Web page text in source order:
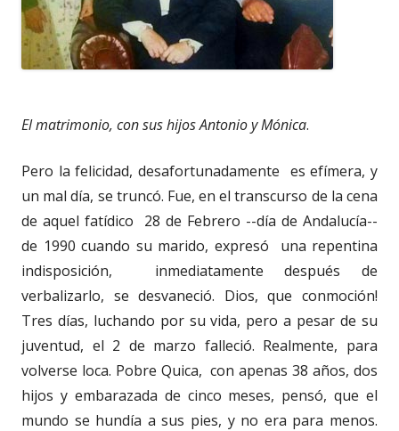
El matrimonio, con sus hijos Antonio y Mónica.
Pero la felicidad, desafortunadamente es efímera, y
un mal día, se truncó. Fue, en el transcurso de la cena
de aquel fatídico 28 de Febrero --día de Andalucía--
de 1990 cuando su marido, expresó una repentina
indisposición, inmediatamente después de
verbalizarlo, se desvaneció. Dios, que conmoción!
Tres días, luchando por su vida, pero a pesar de su
juventud, el 2 de marzo falleció. Realmente, para
volverse loca. Pobre Quica, con apenas 38 años, dos
hijos y embarazada de cinco meses, pensó, que el
mundo se hundía a sus pies, y no era para menos.